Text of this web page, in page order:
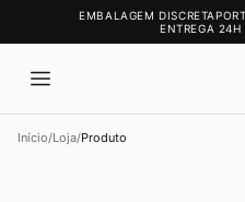
EMBALAGEM DISCRETA
ENTREGA 24H
Início/Loja/Produto